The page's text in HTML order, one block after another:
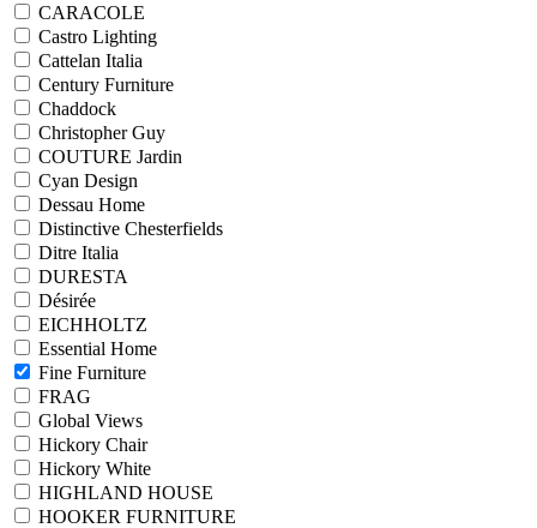
CARACOLE
Castro Lighting
Cattelan Italia
Century Furniture
Chaddock
Christopher Guy
COUTURE Jardin
Cyan Design
Dessau Home
Distinctive Chesterfields
Ditre Italia
DURESTA
Désirée
EICHHOLTZ
Essential Home
Fine Furniture
FRAG
Global Views
Hickory Chair
Hickory White
HIGHLAND HOUSE
HOOKER FURNITURE